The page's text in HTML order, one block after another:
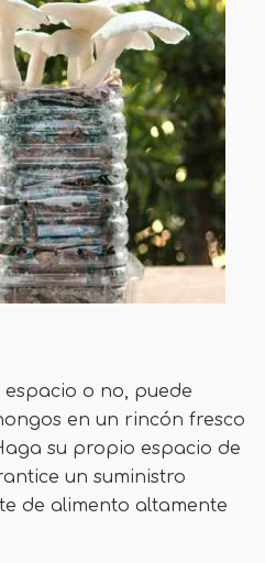
o no, puede
en un rincón fresco
su propio espacio de
un suministro
de alimento altamente